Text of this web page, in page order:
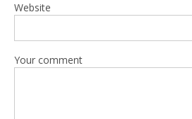
Website
Your comment